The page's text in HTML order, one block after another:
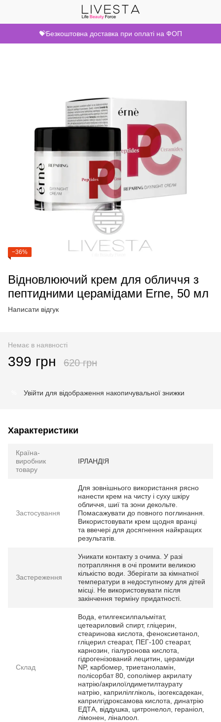
💝Безкоштовна доставка при оплаті на ФОП
−36%
Відновлюючий крем для обличчя з
пептидними церамідами Erne, 50 мл
Написати відгук
Немає в наявності
399 грн 620 грн
Увійти для відображення накопичувальної знижки
Характеристики
Країна-
виробник
товару
ІРЛАНДІЯ
Застосування
Для зовнішнього використання рясно
нанести крем на чисту і суху шкіру
обличчя, шиї та зони декольте.
Помасажувати до повного поглинання.
Використовувати крем щодня вранці
та ввечері для досягнення найкращих
результатів.
Застереження
Уникати контакту з очима. У разі
потрапляння в очі промити великою
кількістю води. Зберігати за кімнатної
температури в недоступному для дітей
місці. Не використовувати після
закінчення терміну придатності.
Склад
Вода, етилгексилпальмітат,
цетеариловий спирт, гліцерин,
стеаринова кислота, феноксиетанол,
гліцерил стеарат, ПЕГ-100 стеарат,
карнозин, гіалуронова кислота,
гідрогенізований лецитин, цераміди
NP, карбомер, триетаноламін,
полісорбат 80, сополімер акрилату
натрію/акрилоїлдиметилтаурату
натрію, каприлілгліколь, ізогексадекан,
каприлгідроксамова кислота, динатрію
ЕДТА, віддушка, цитронелол, гераніол,
лімонен, ліналоол.